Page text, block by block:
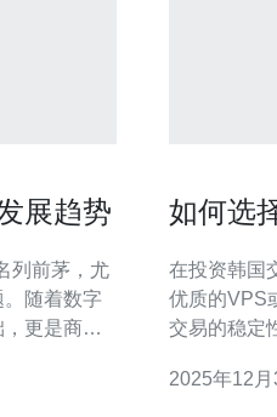
展趋势
随着数字
更是商业
器、
如何选
在投资韩国
优质的VPS
交易的稳定
案。 1. 服务器位置的重要性 选择服务器时，首先要考虑的
2025年12月